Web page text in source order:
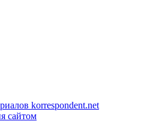
korrespondent.net
сайтом